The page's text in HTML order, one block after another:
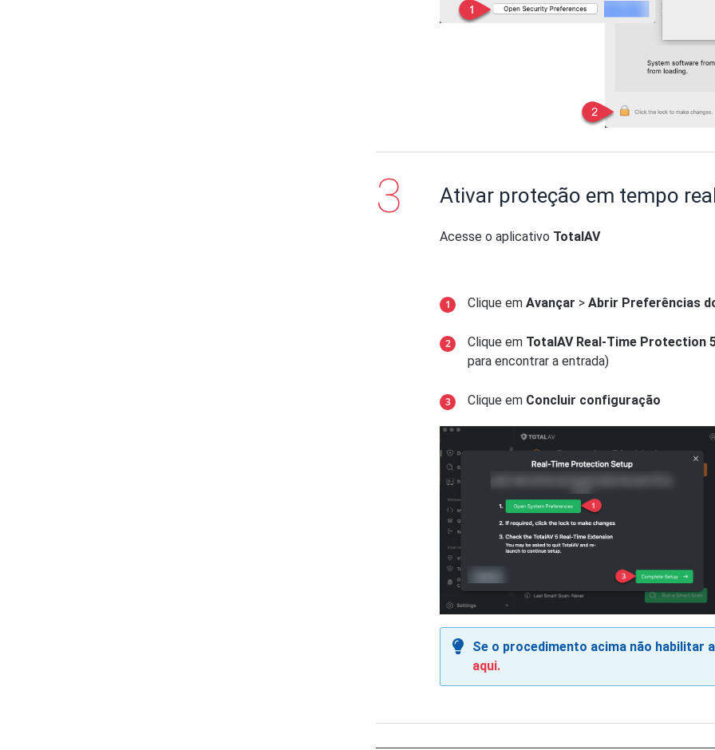
Ativar proteção em tempo
Acesse o aplicativo TotalAV
Clique emAvançar >Abrir Preferências
Clique em TotalAV Real-Time Protection
para encontrar a entrada)
Clique em Concluir configuração
Se o procedimento acima não habilitar
aqui.